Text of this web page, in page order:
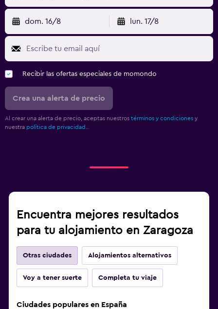
dom. 16/8 lun. 17/8
Recibir las ofertas especiales de momondo
Crea una alerta de precio
Al crear una alerta de precio, aceptas nuestros términos y condiciones y
nuestra política de privacidad.
Encuentra mejores resultados
para tu alojamiento en Zaragoza
Otras ciudades Alojamientos alternativos
Voy a tener suerte Completa tu viaje
Ciudades populares en España